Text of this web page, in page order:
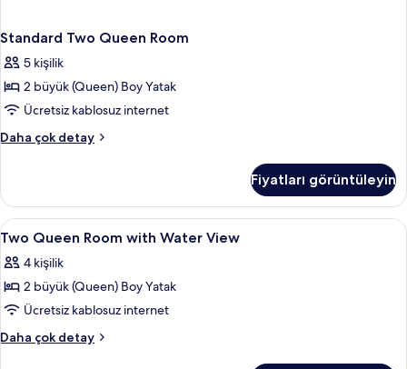
Standard Two Queen Room
5 kişilik
2 büyük (Queen) Boy Yatak
Ücretsiz kablosuz internet
Daha çok detay
Standard
hakkında
daha
fazla
Fiyatları görüntüleyin
Two
Queen
Room
with
Water
View
Odada kasa, masa, dizüstü bilgisayar
2
Two Queen Room with Water View
4 kişilik
2 büyük (Queen) Boy Yatak
Ücretsiz kablosuz internet
Daha çok detay
Two